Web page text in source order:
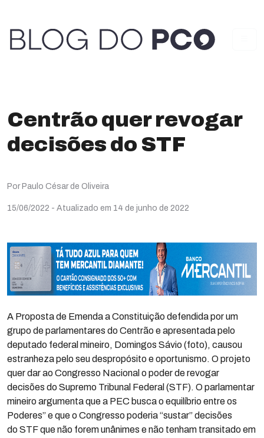
Centrão quer revogar
decisões do STF
Por Paulo César de Oliveira
15/06/2022 - Atualizado em 14 de junho de 2022
A Proposta de Emenda a Constituição defendida por um
grupo de parlamentares do Centrão e apresentada pelo
deputado federal mineiro, Domingos Sávio (foto), causou
estranheza pelo seu despropósito e oportunismo. O projeto
quer dar ao Congresso Nacional o poder de revogar
decisões do Supremo Tribunal Federal (STF). O parlamentar
mineiro argumenta que a PEC busca o equilíbrio entre os
Poderes” e que o Congresso poderia “sustar” decisões
do STF que não forem unânimes e não tenham transitado em